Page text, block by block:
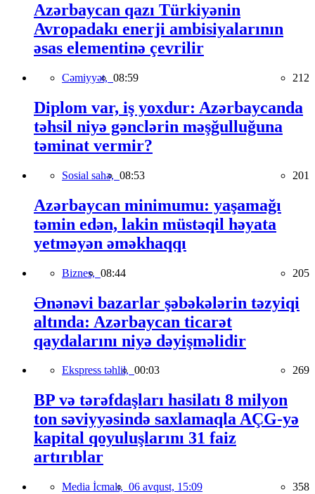
Azərbaycan qazı Türkiyənin
Avropadakı enerji ambisiyalarının
əsas elementinə çevrilir
Cəmiyyət, 08:59 212
Diplom var, iş yoxdur: Azərbaycanda
təhsil niyə gənclərin məşğulluğuna
təminat vermir?
Sosial sahə, 08:53 201
Azərbaycan minimumu: yaşamağı
təmin edən, lakin müstəqil həyata
yetməyən əməkhaqqı
Biznes, 08:44 205
Ənənəvi bazarlar şəbəkələrin təzyiqi
altında: Azərbaycan ticarət
qaydalarını niyə dəyişməlidir
Ekspress təhlil, 00:03 269
BP və tərəfdaşları hasilatı 8 milyon
ton səviyyəsində saxlamaqla AÇG-yə
kapital qoyuluşlarını 31 faiz
artırıblar
Media İcmalı, 06 avqust, 15:09 358